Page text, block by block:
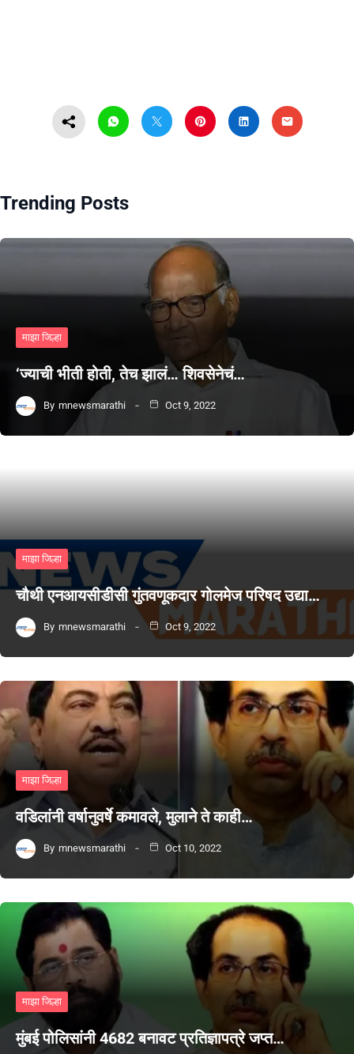
Trending Posts
माझा जिल्हा
‘ज्याची भीती होती, तेच झालं… शिवसेनेचं…
By mnewsmarathi Oct 9, 2022
माझा जिल्हा
चौथी एनआयसीडीसी गुंतवणूकदार गोलमेज परिषद उद्या…
By mnewsmarathi Oct 9, 2022
माझा जिल्हा
वडिलांनी वर्षानुवर्षे कमावले, मुलाने ते काही…
By mnewsmarathi Oct 10, 2022
माझा जिल्हा
मुंबई पोलिसांनी 4682 बनावट प्रतिज्ञापत्रे जप्त…